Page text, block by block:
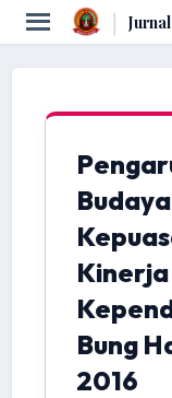
|
Bung
2016